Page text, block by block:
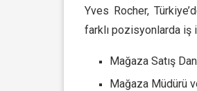
Yves Rocher,
farklı pozisyonlarda iş
Mağaza Satış
Mağaza Müdürü